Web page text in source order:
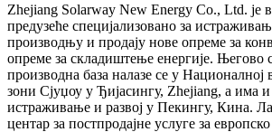
Zhejiang Solarway New Energy Co., Ltd. је
предузеће специјализовано за
производњу и продају нове опреме за
опреме за складиштење енергије. Његово
производна база налазе се у Националној
зони Сјуџоу у Ђијасингу, Zhejiang, а има и
истраживање и развој у Пекингу, Кина.
центар за постпродајне услуге за